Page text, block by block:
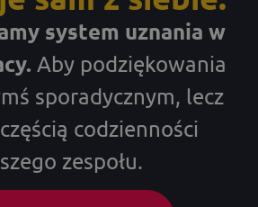
system uznania w
Aby podziękowania
sporadycznym, lecz
codzienności
zespołu.